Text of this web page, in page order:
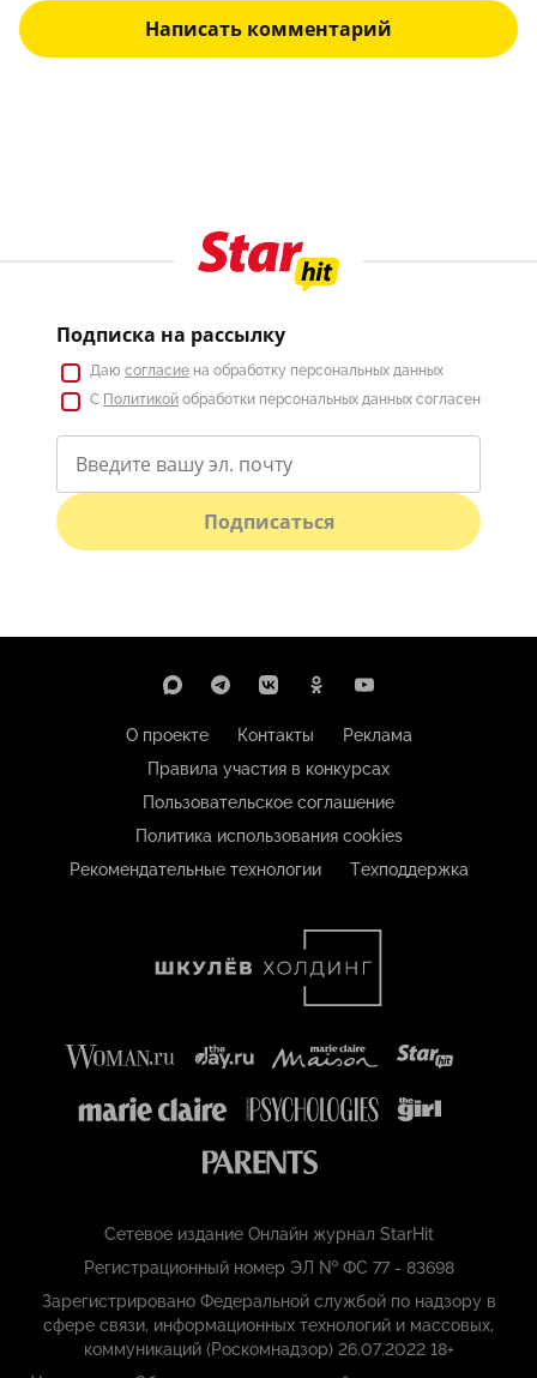
Написать комментарий
Подписка на рассылку
Даю согласие на обработку персональных данных
С Политикой обработки персональных данных согласен
Подписаться
О проекте Контакты
Реклама
Правила участия в конкурсах
Пользовательское соглашение
Политика использования cookies
Рекомендательные технологии
Техподдержка
Сетевое издание Онлайн журнал StarHit
Регистрационный номер ЭЛ № ФС 77 - 83698
Зарегистрировано Федеральной службой по надзору в
сфере связи, информационных технологий и массовых,
коммуникаций (Роскомнадзор) 26.07.2022 18+